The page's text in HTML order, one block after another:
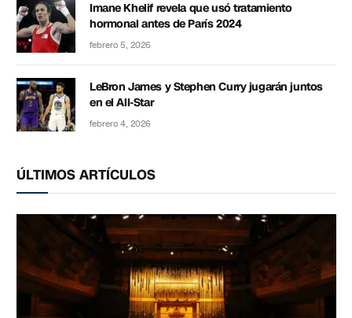
Imane Khelif revela que usó tratamiento
hormonal antes de París 2024
febrero 5, 2026
LeBron James y Stephen Curry jugarán juntos
en el All-Star
febrero 4, 2026
ÚLTIMOS ARTÍCULOS